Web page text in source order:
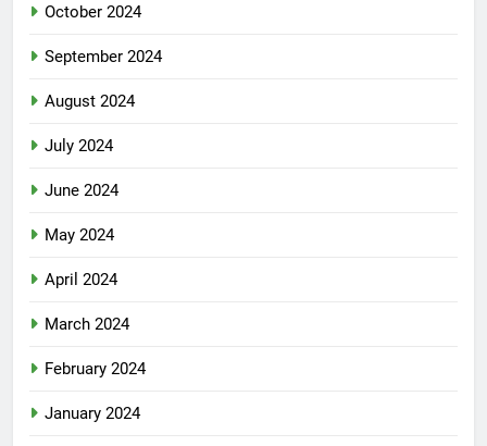
October 2024
September 2024
August 2024
July 2024
June 2024
May 2024
April 2024
March 2024
February 2024
January 2024